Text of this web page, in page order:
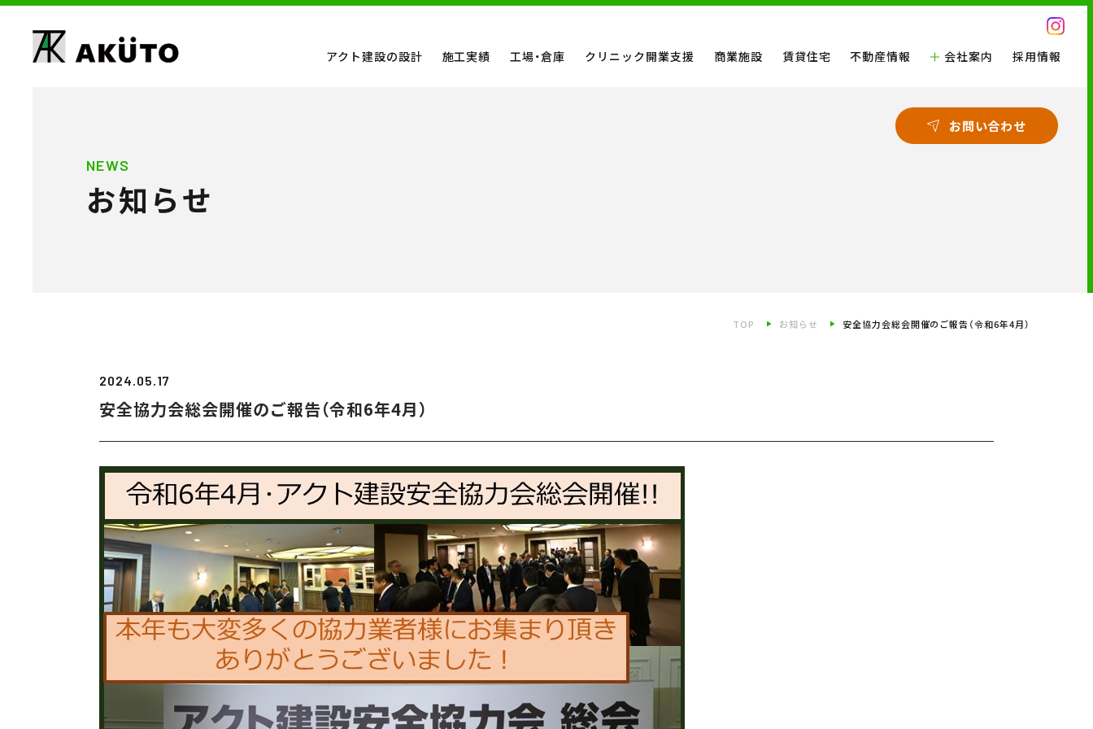
お問い合わせ
アクト建設の設計 施工実績 工場・倉庫 クリニック開業支援 商業施設 賃貸住宅 不動産情報 会社案内 採用情報
NEWS
お知らせ
TOP お知らせ 安全協力会総会開催のご報告（令和6年4月）
2024.05.17
安全協力会総会開催のご報告（令和6年4月）